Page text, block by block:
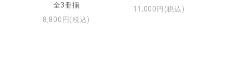
全3冊揃
8,800円(税込)
11,000円(税込)